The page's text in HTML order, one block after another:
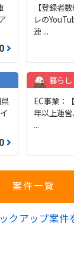
【登録者
レの
連 ...
暮ら
EC事業：
年以上運
...
案件一覧
クアップ案件